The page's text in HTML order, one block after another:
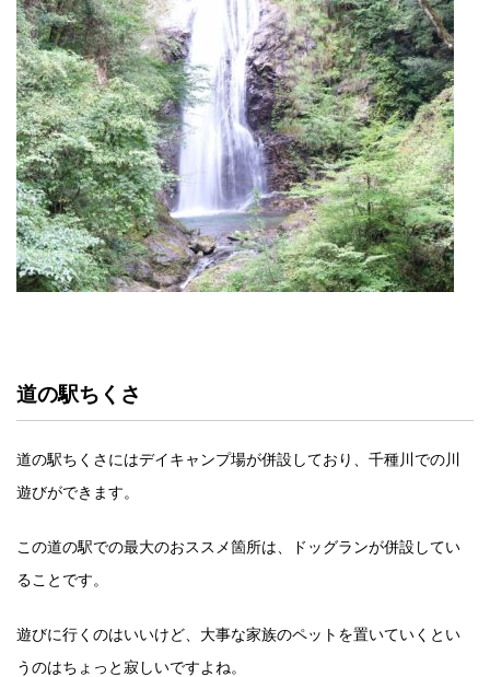
道の駅ちくさ
道の駅ちくさにはデイキャンプ場が併設しており、千種川での川
遊びができます。
この道の駅での最大のおススメ箇所は、ドッグランが併設してい
ることです。
遊びに行くのはいいけど、大事な家族のペットを置いていくとい
うのはちょっと寂しいですよね。